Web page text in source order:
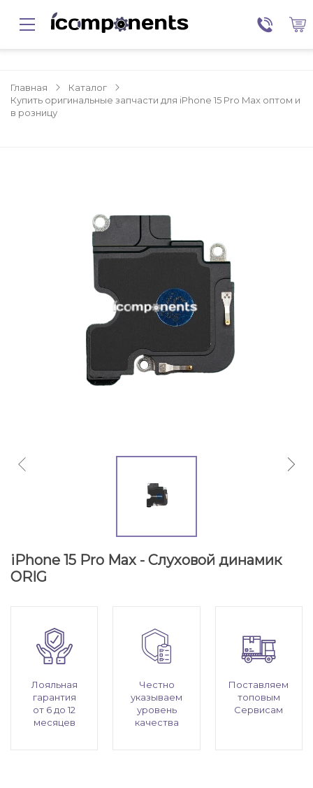
Главная
Каталог
Купить оригинальные запчасти для iPhone 15 Pro Max оптом и
в розницу
iPhone 15 Pro Max - Слуховой динамик
ORIG
Лояльная
гарантия
от 6 до 12
месяцев
Честно
указываем
уровень
качества
Поставляем
топовым
Сервисам